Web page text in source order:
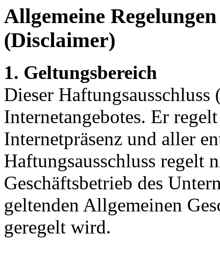
Allgemeine
(Disclaimer)
1. Geltungsbereich
Dieser
Internetangebotes. Er
Internetpräsenz und aller
Haftungsausschluss regelt
Geschäftsbetrieb des
geltenden Allgemeinen
geregelt wird.